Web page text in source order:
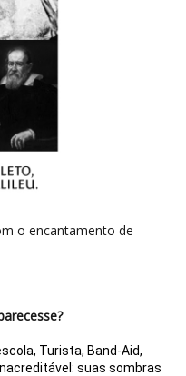
o encantamento de
Turista, Band-Aid,
suas sombras